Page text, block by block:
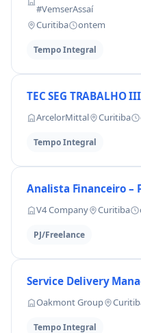
#VemserAssaí
Curitiba
ontem
Tempo Integral
TEC SEG TRABALHO
ArcelorMittal Curitiba
Tempo Integral
Analista Financeiro –
V4 Company Curitiba
PJ/Freelance
Service Delivery
Oakmont Group
Tempo Integral